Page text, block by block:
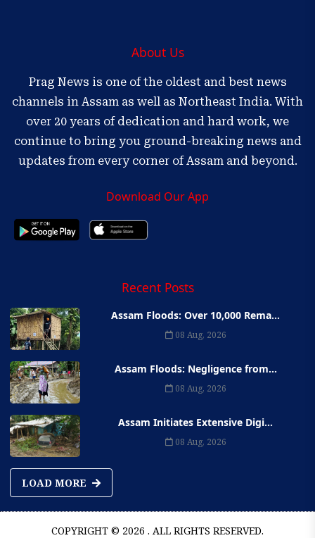
About Us
Prag News is one of the oldest and best news
channels in Assam as well as Northeast India. With
over 20 years of dedication and hard work, we
continue to bring you ground-breaking news and
updates from every corner of Assam and beyond.
Download Our App
Recent Posts
Assam Floods: Over 10,000 Rema...
08 Aug, 2026
Assam Floods: Negligence from...
08 Aug, 2026
Assam Initiates Extensive Digi...
08 Aug, 2026
LOAD MORE
COPYRIGHT © 2026 . ALL RIGHTS RESERVED.